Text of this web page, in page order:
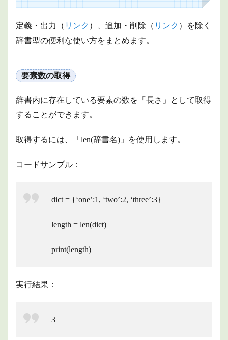
取得
1.2
要素
の検
1.3
要素
加
ーが
して
いる
は、
い）
順に
並べ
1.6
定義・出力（ リンク ）、追加・削除（ リンク ）を除く
辞書型の便利な使い方をまとめます。
要素数の取得
辞書内に存在している要素の数を「長さ」として取得
することができます。
取得するには、「len(辞書名)」を使用します。
コードサンプル：
dict = {‘one’:1, ‘two’:2, ‘three’:3}
length = len(dict)
print(length)
実行結果：
3